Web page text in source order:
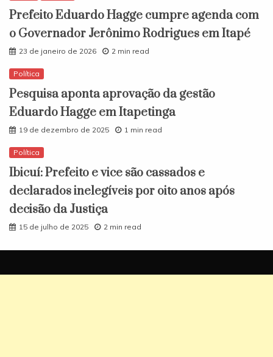
Prefeito Eduardo Hagge cumpre agenda com
o Governador Jerônimo Rodrigues em Itapé
23 de janeiro de 2026 2 min read
Política
Pesquisa aponta aprovação da gestão
Eduardo Hagge em Itapetinga
19 de dezembro de 2025 1 min read
Política
Ibicuí: Prefeito e vice são cassados e
declarados inelegíveis por oito anos após
decisão da Justiça
15 de julho de 2025 2 min read